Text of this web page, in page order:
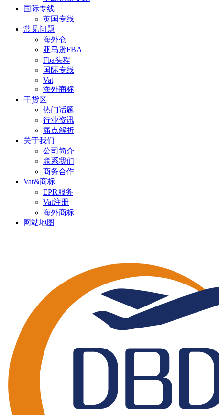
国际专线
英国专线
常见问题
海外仓
亚马逊FBA
Fba头程
国际专线
Vat
海外商标
干货区
热门话题
行业资讯
痛点解析
关于我们
公司简介
联系我们
商务合作
Vat&商标
EPR服务
Vat注册
海外商标
网站地图